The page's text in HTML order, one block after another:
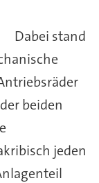
Dabei stand
beiden
jeden